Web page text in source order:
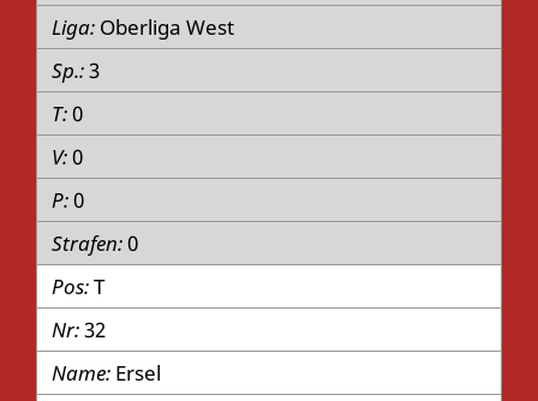
Oberliga West
3
0
0
0
0
T
32
Ersel